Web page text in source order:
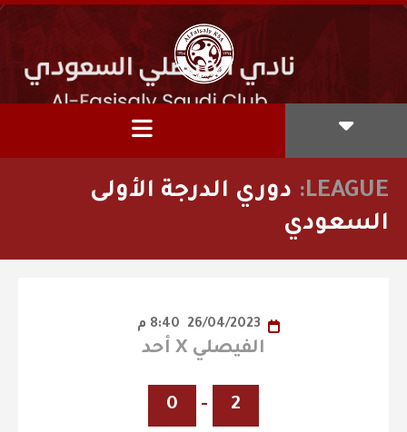
LEAGUE:
دوري الدرجة الأولى
السعودي
الفيصلي X أحد
2
-
0